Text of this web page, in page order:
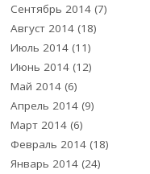
Сентябрь 2014 (7)
Август 2014 (18)
Июль 2014 (11)
Июнь 2014 (12)
Май 2014 (6)
Апрель 2014 (9)
Март 2014 (6)
Февраль 2014 (18)
Январь 2014 (24)